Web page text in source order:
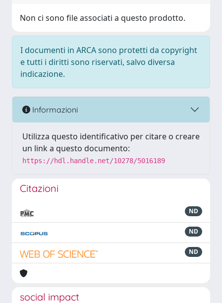
Non ci sono file associati a questo prodotto.
I documenti in ARCA sono protetti da copyright
e tutti i diritti sono riservati, salvo diversa
indicazione.
Informazioni
Utilizza questo identificativo per citare o creare
un link a questo documento:
https://hdl.handle.net/10278/5016189
Citazioni
ND
ND
ND
social impact